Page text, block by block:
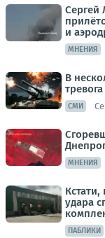
Сергей
и
МНЕНИЯ
В
СМИ
МНЕНИЯ
удара
ПАБЛИКИ